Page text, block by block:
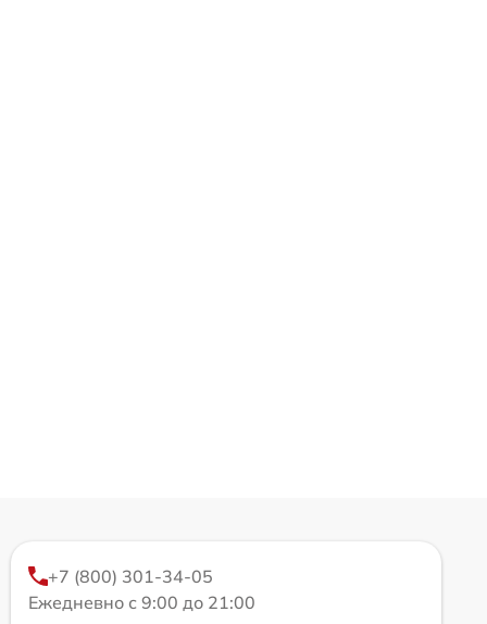
+7 (800) 301-34-05
Ежедневно с 9:00 до 21:00